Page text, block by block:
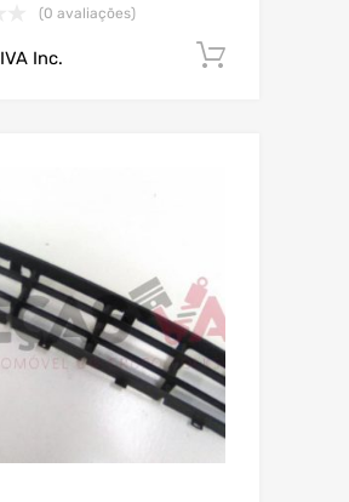
(0 avaliações)
IVA Inc.